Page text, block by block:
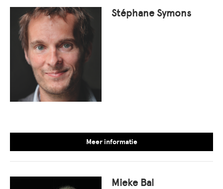
Stéphane Symons
Meer informatie
Mieke Bal